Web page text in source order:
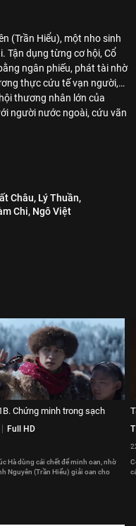
(Trần Hiểu), một nho sinh
Tận dụng từng cơ hội, Cổ
ngân phiếu, phát tài nhờ
thực cứu tế vạn người,…
thương nhân lớn của
người nước ngoài, cứu vãn
Châu, Lý Thuần,
Chi, Ngô Việt
Chứng minh trong sạch
Full HD
Hà dùng cái chết để minh oan, nhờ
Nguyên (Trần Hiểu) giải oan cho